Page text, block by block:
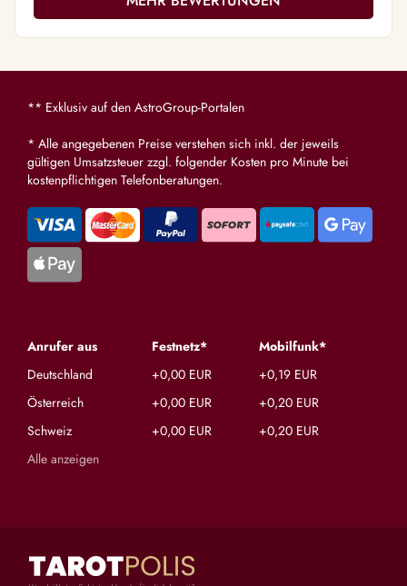
** Exklusiv auf den AstroGroup-Portalen
* Alle angegebenen Preise verstehen sich inkl. der jeweils
gültigen Umsatzsteuer zzgl. folgender Kosten pro Minute bei
kostenpflichtigen Telefonberatungen.
Anrufer aus Festnetz*
Mobilfunk*
Deutschland
+0,00 EUR
+0,19 EUR
Österreich
+0,00 EUR
+0,20 EUR
Schweiz
+0,00 EUR
+0,20 EUR
Alle anzeigen